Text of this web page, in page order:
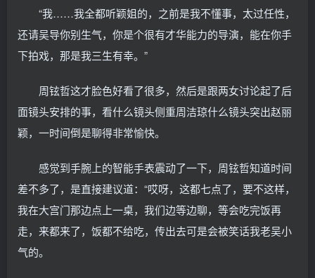
“我……我全都听颖姐的，之前是我不懂事，太过任性，
还请吴导你别生气，你是个很有才华能力的导演，能在你手
下拍戏，那是我三生有幸。”
周铉哲这才脸色好看了很多，然后是跟两女讨论起了后
面镜头安排的事，看什么镜头侧重周洁琼什么镜头突出赵丽
颖，一时间倒是聊得非常愉快。
感觉到手腕上的智能手表震动了一下，周铉哲知道时间
差不多了，是直接建议道：“哎呀，这都七点了，要不这样，
我在大宫门那边点上一桌，我们边等边聊，等会吃完饭再
走，来都来了，饭都不给吃，传出去可是会被笑话我老吴小
气的。